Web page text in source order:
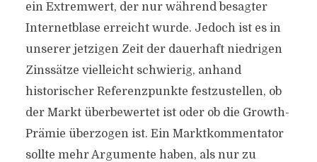
ein Extremwert, der nur während besagter
Internetblase erreicht wurde. Jedoch ist es in
unserer jetzigen Zeit der dauerhaft niedrigen
Zinssätze vielleicht schwierig, anhand
historischer Referenzpunkte festzustellen, ob
der Markt überbewertet ist oder ob die Growth-
Prämie überzogen ist. Ein Marktkommentator
sollte mehr Argumente haben, als nur zu